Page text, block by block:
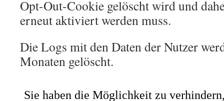
Opt-Out-Cookie gelöscht wird und
erneut aktiviert werden muss.
Die Logs mit den Daten der Nutzer
Monaten gelöscht.